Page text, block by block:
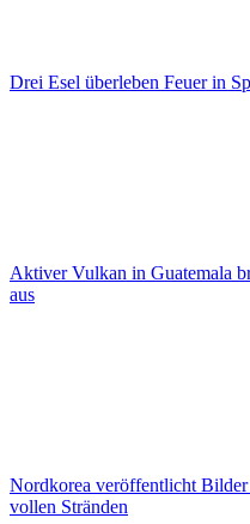
Drei Esel überleben Feuer in
Aktiver Vulkan in Guatemala
aus
Nordkorea veröffentlicht
vollen Stränden